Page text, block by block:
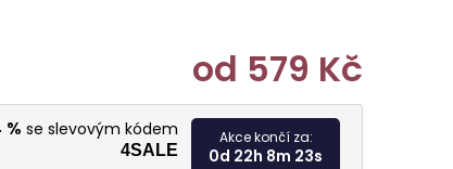
od 579 Kč
Měrná
se slevovým kódem
4SALE
Akce končí za:
0d 22h 8m 21s